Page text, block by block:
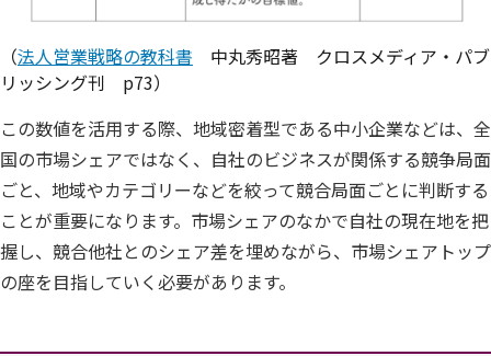
（法人営業戦略の教科書 中丸秀昭著 クロスメディア・パブ
リッシング刊 p73）
この数値を活用する際、地域密着型である中小企業などは、全
国の市場シェアではなく、自社のビジネスが関係する競争局面
ごと、地域やカテゴリーなどを絞って競合局面ごとに判断する
ことが重要になります。市場シェアのなかで自社の現在地を把
握し、競合他社とのシェア差を埋めながら、市場シェアトップ
の座を目指していく必要があります。